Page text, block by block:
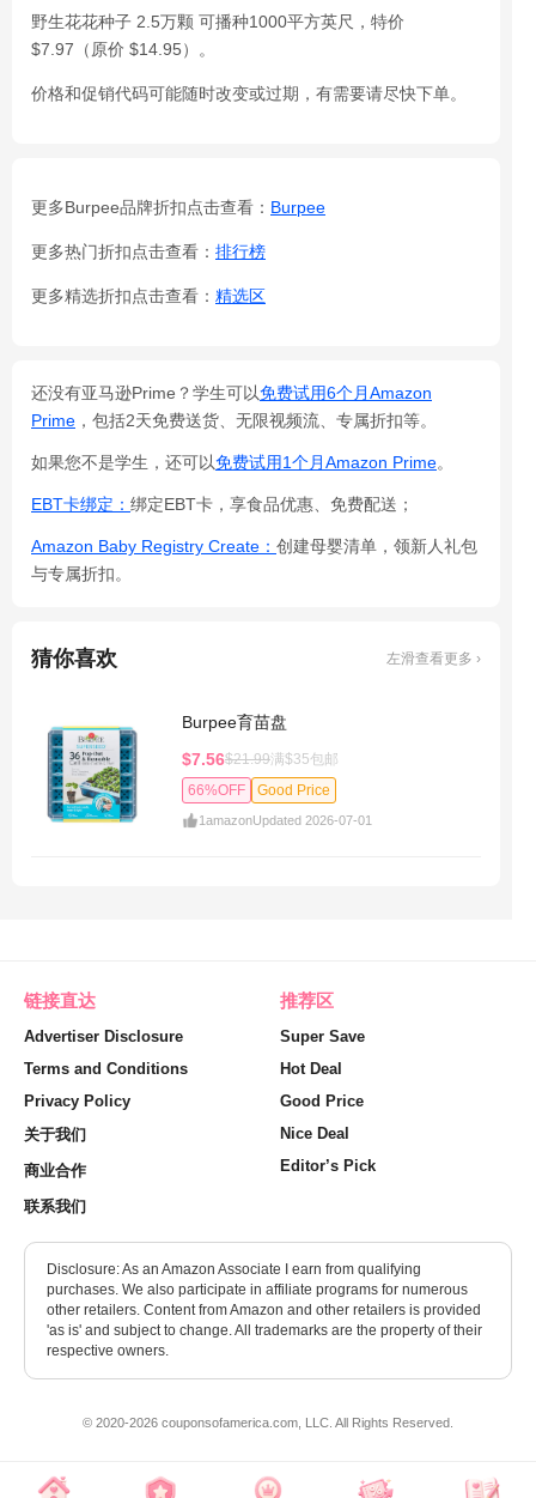
野生花花种子 2.5万颗 可播种1000平方英尺，特价
$7.97（原价 $14.95）。
价格和促销代码可能随时改变或过期，有需要请尽快下单。
更多Burpee品牌折扣点击查看： Burpee
更多热门折扣点击查看： 排行榜
更多精选折扣点击查看： 精选区
还没有亚马逊Prime？学生可以免费试用6个月Amazon
Prime ，包括2天免费送货、无限视频流、专属折扣等。
如果您不是学生，还可以免费试用1个月Amazon Prime。
EBT卡绑定： 绑定EBT卡，享食品优惠、免费配送；
Amazon Baby Registry Create： 创建母婴清单，领新人礼包
与专属折扣。
猜你喜欢 左滑查看更多 ›
Burpee育苗盘
$7.56$21.99满$35包邮
66%OFF
Good Price
1amazonUpdated 2026-07-01
链接直达
Advertiser Disclosure
Terms and Conditions
Privacy Policy
关于我们
商业合作
联系我们
推荐区
Super Save
Hot Deal
Good Price
Nice Deal
Editor’s Pick
Disclosure: As an Amazon Associate I earn from qualifying
purchases. We also participate in affiliate programs for numerous
other retailers. Content from Amazon and other retailers is provided
'as is' and subject to change. All trademarks are the property of their
respective owners.
© 2020-2026 couponsofamerica.com, LLC. All Rights Reserved.